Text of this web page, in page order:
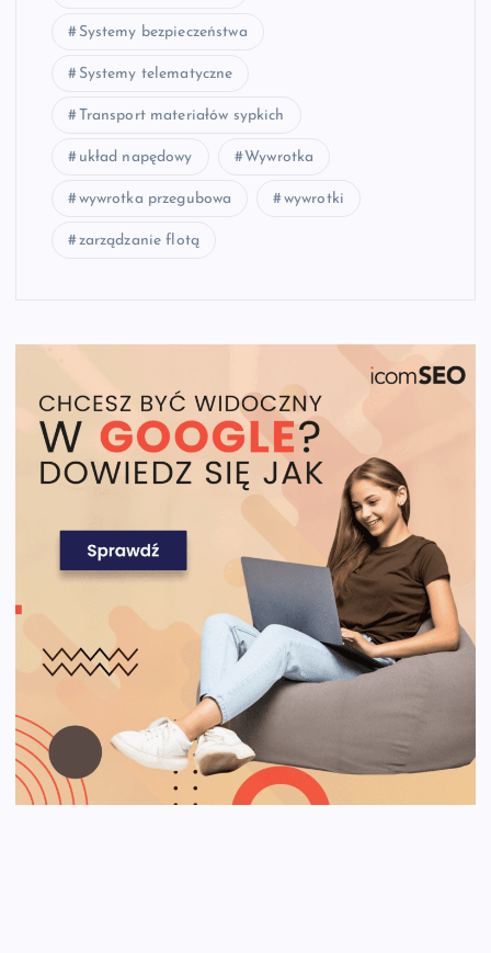
Systemy bezpieczeństwa
Systemy telematyczne
Transport materiałów sypkich
układ napędowy Wywrotka
wywrotka przegubowa wywrotki
zarządzanie flotą